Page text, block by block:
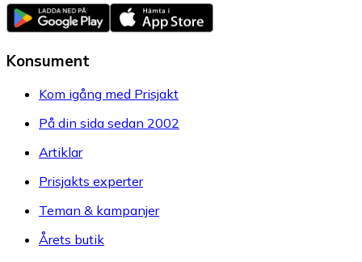
Konsument
Kom igång med Prisjakt
På din sida sedan 2002
Artiklar
Prisjakts experter
Teman & kampanjer
Årets butik